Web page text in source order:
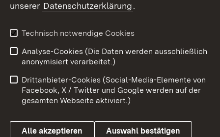
X / Twitter
Youtube
Benutzungshinweise
Barrierefreiheit
Datenschutz
Cookies
unserer Datenschutzerklärung.
Technisch notwendige Cookies
Analyse-Cookies (Die Daten werden ausschließlich
anonymisiert verarbeitet.)
Drittanbieter-Cookies (Social-Media-Elemente von
Facebook, X / Twitter und Google werden auf der
gesamten Webseite aktiviert.)
Alle akzeptieren Auswahl bestätigen